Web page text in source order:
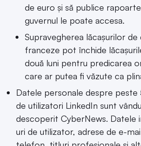
de euro și să publice
guvernul le poate accesa.
Supravegherea lăcașurilor
franceze pot închide
două luni pentru predicarea
care ar putea fi văzute ca
Datele personale despre
de utilizatori LinkedIn sunt
descoperit CyberNews. Datele
uri de utilizator, adrese de e-